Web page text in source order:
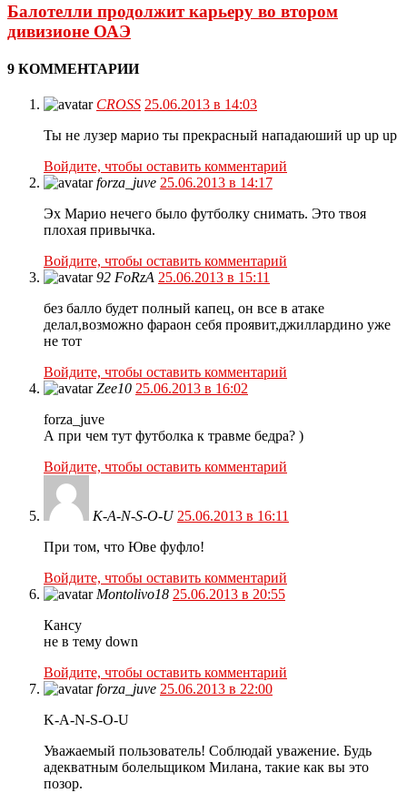
Балотелли продолжит карьеру во втором
дивизионе ОАЭ
9 КОММЕНТАРИИ
CROSS 25.06.2013 в 14:03
Ты не лузер марио ты прекрасный нападаюший up up up
Войдите, чтобы оставить комментарий
forza_juve 25.06.2013 в 14:17
Эх Марио нечего было футболку снимать. Это твоя
плохая привычка.
Войдите, чтобы оставить комментарий
92 FoRzA 25.06.2013 в 15:11
без балло будет полный капец, он все в атаке
делал,возможно фараон себя проявит,джиллардино уже
не тот
Войдите, чтобы оставить комментарий
Zee10 25.06.2013 в 16:02
forza_juve
А при чем тут футболка к травме бедра? )
Войдите, чтобы оставить комментарий
K-A-N-S-O-U 25.06.2013 в 16:11
При том, что Юве фуфло!
Войдите, чтобы оставить комментарий
Montolivo18 25.06.2013 в 20:55
Кансу
не в тему down
Войдите, чтобы оставить комментарий
forza_juve 25.06.2013 в 22:00
K-A-N-S-O-U
Уважаемый пользователь! Соблюдай уважение. Будь
адекватным болельщиком Милана, такие как вы это
позор.